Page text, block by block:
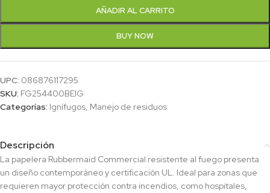
AÑADIR AL CARRITO
BUY NOW
UPC: 086876117295
SKU: FG254400BEIG
Categorías: Ignífugos, Manejo de residuos
Descripción
La papelera Rubbermaid Commercial resistente al fuego presenta
un diseño contemporáneo y certificación UL. Ideal para zonas que
requieren mayor protección contra incendios, como hospitales,